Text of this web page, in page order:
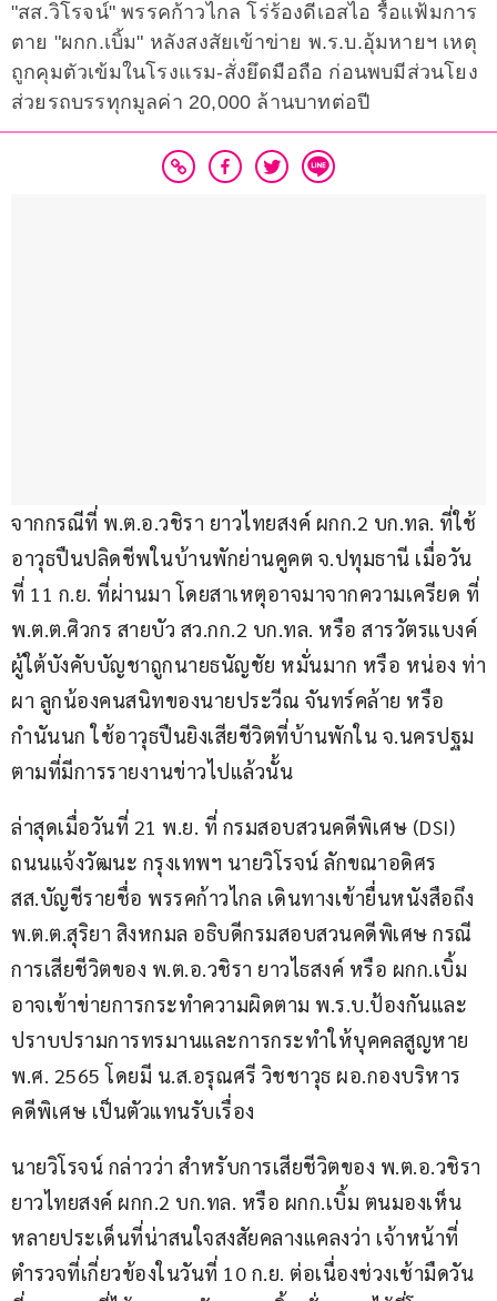
"สส.วิโรจน์" พรรคก้าวไกล โร่ร้องดีเอสไอ รื้อแฟ้มการ
ตาย "ผกก.เบิ้ม" หลังสงสัยเข้าข่าย พ.ร.บ.อุ้มหายฯ เหตุ
ถูกคุมตัวเข้มในโรงแรม-สั่งยึดมือถือ ก่อนพบมีส่วนโยง
ส่วยรถบรรทุกมูลค่า 20,000 ล้านบาทต่อปี
จากกรณีที่ พ.ต.อ.วชิรา ยาวไทยสงค์ ผกก.2 บก.ทล. ที่ใช้
อาวุธปืนปลิดชีพในบ้านพักย่านคูคต จ.ปทุมธานี เมื่อวัน
ที่ 11 ก.ย. ที่ผ่านมา โดยสาเหตุอาจมาจากความเครียด ที่
พ.ต.ต.ศิวกร สายบัว สว.กก.2 บก.ทล. หรือ สารวัตรแบงค์
ผู้ใต้บังคับบัญชาถูกนายธนัญชัย หมั่นมาก หรือ หน่อง ท่า
ผา ลูกน้องคนสนิทของนายประวีณ จันทร์คล้าย หรือ
กำนันนก ใช้อาวุธปืนยิงเสียชีวิตที่บ้านพักใน จ.นครปฐม
ตามที่มีการรายงานข่าวไปแล้วนั้น
ล่าสุดเมื่อวันที่ 21 พ.ย. ที่ กรมสอบสวนคดีพิเศษ (DSI)
ถนนแจ้งวัฒนะ กรุงเทพฯ นายวิโรจน์ ลักขณาอดิศร
สส.บัญชีรายชื่อ พรรคก้าวไกล เดินทางเข้ายื่นหนังสือถึง
พ.ต.ต.สุริยา สิงหกมล อธิบดีกรมสอบสวนคดีพิเศษ กรณี
การเสียชีวิตของ พ.ต.อ.วชิรา ยาวไธสงค์ หรือ ผกก.เบิ้ม
อาจเข้าข่ายการกระทำความผิดตาม พ.ร.บ.ป้องกันและ
ปราบปรามการทรมานและการกระทำให้บุคคลสูญหาย
พ.ศ. 2565 โดยมี น.ส.อรุณศรี วิชชาวุธ ผอ.กองบริหาร
คดีพิเศษ เป็นตัวแทนรับเรื่อง
นายวิโรจน์ กล่าวว่า สำหรับการเสียชีวิตของ พ.ต.อ.วชิรา
ยาวไทยสงค์ ผกก.2 บก.ทล. หรือ ผกก.เบิ้ม ตนมองเห็น
หลายประเด็นที่น่าสนใจสงสัยคลางแคลงว่า เจ้าหน้าที่
ตำรวจที่เกี่ยวข้องในวันที่ 10 ก.ย. ต่อเนื่องช่วงเช้ามืดวัน